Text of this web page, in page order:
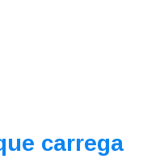
carrega